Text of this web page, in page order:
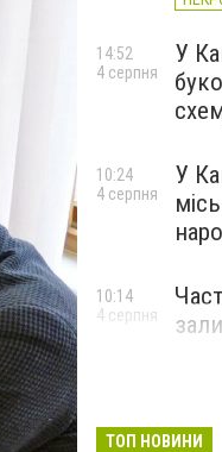
У
14:52
4 серпня
У
10:24
4 серпня
10:14
4 серпня
ТОП НОВИНИ